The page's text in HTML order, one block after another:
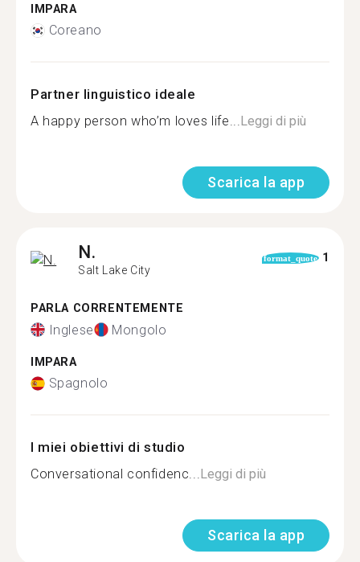
IMPARA
Coreano
Partner linguistico ideale
A happy person who’m loves life...Leggi di più
Scarica la app
N.
Salt Lake City
format_quote 1
PARLA CORRENTEMENTE
Inglese Mongolo
IMPARA
Spagnolo
I miei obiettivi di studio
Conversational confidenc...Leggi di più
Scarica la app